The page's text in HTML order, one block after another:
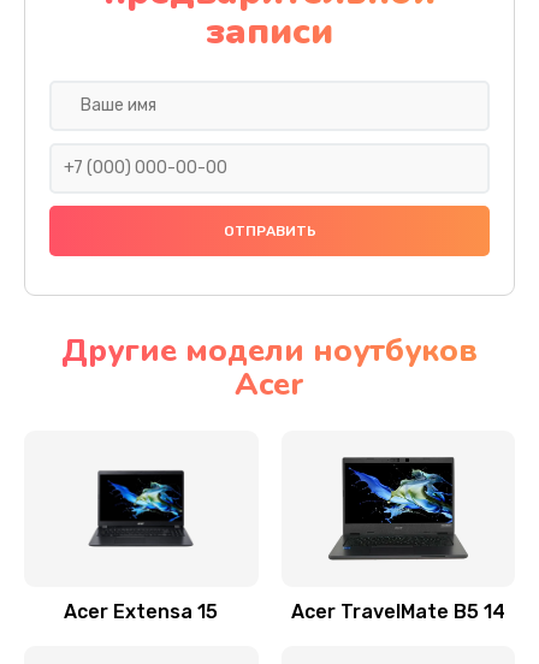
Заказать
Ремонт подсветки
Настройка BIOS
Замена видеочипа
Заказать
записи
Другие модели ноутбуков
Acer
Acer Extensa 15 Acer TravelMate B5 14